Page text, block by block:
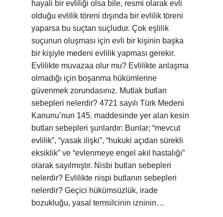
hayali bir evliliği olsa bile, resmi olarak evli
olduğu evlilik töreni dışında bir evlilik töreni
yaparsa bu suçtan suçludur. Çok eşlilik
suçunun oluşması için evli bir kişinin başka
bir kişiyle medeni evlilik yapması gerekir.
Evlilikte muvazaa olur mu? Evlilikte anlaşma
olmadığı için boşanma hükümlerine
güvenmek zorundasınız. Mutlak butlan
sebepleri nelerdir? 4721 sayılı Türk Medeni
Kanunu’nun 145. maddesinde yer alan kesin
butlan sebepleri şunlardır: Bunlar; “mevcut
evlilik”, “yasak ilişki”, “hukuki açıdan sürekli
eksiklik” ve “evlenmeye engel akıl hastalığı”
olarak sayılmıştır. Nisbi butlan sebepleri
nelerdir? Evlilikte nispi butlanın sebepleri
nelerdir? Geçici hükümsüzlük, irade
bozukluğu, yasal temsilcinin izninin…